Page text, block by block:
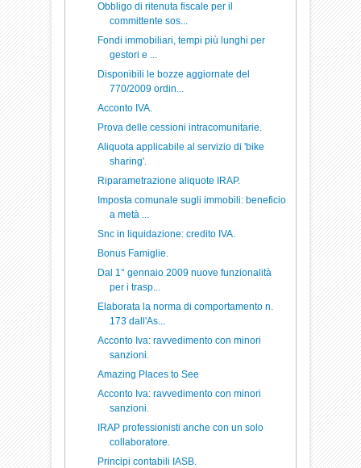
Obbligo di ritenuta fiscale per il
committente sos...
Fondi immobiliari, tempi più lunghi per
gestori e ...
Disponibili le bozze aggiornate del
770/2009 ordin...
Acconto IVA.
Prova delle cessioni intracomunitarie.
Aliquota applicabile al servizio di 'bike
sharing'.
Riparametrazione aliquote IRAP.
Imposta comunale sugli immobili: beneficio
a metà ...
Snc in liquidazione: credito IVA.
Bonus Famiglie.
Dal 1° gennaio 2009 nuove funzionalità
per i trasp...
Elaborata la norma di comportamento n.
173 dall'As...
Acconto Iva: ravvedimento con minori
sanzioni.
Amazing Places to See
Acconto Iva: ravvedimento con minori
sanzioni.
IRAP professionisti anche con un solo
collaboratore.
Principi contabili IASB.